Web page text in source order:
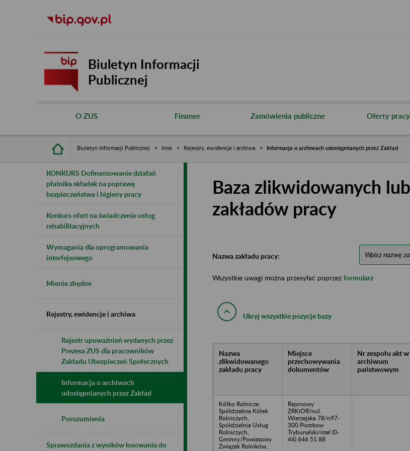
Biuletyn Informacji
Publicznej
O ZUS Finanse Zamówienia publiczne Oferty pracy
Biuletyn Informacji Publicznej Inne Rejestry, ewidencje i archiwa Informacja o archiwach udostępnianych przez Zakład
KONKURS Dofinansowanie działań
płatnika składek na poprawę
bezpieczeństwa i higieny pracy
Konkurs ofert na świadczenie usług
rehabilitacyjnych
Wymagania dla oprogramowania
interfejsowego
Mienie zbędne
Rejestry, ewidencje i archiwa
Rejestr upoważnień wydanych przez
Prezesa ZUS dla pracowników
Zakładu Ubezpieczeń Społecznych
Informacja o archiwach
udostępnianych przez Zakład
Porozumienia
Sprawozdania z wyników losowania do
Baza zlikwidowanych
zakładów pracy
Nazwa zakładu pracy:
Wszystkie uwagi można przesyłać poprzez formularz
Ukryj wszystkie pozycje bazy
Nazwa
zlikwidowanego
zakładu pracy
Miejsce
przechowywania
dokumentów
Nr zespołu akt w
archiwum
państwowym
Kółko Rolnicze,
Spółdzielnia Kółek
Rolniczych,
Spółdzielnia Usług
Rolniczych,
Gminny/Powiatowy
Związek Rolników,
Rejonowy
ZRKiOR/nul.
Wierzejska 78/n97-
300 Piotrkow
Trybunalski/ntel (0-
44) 646 51 88